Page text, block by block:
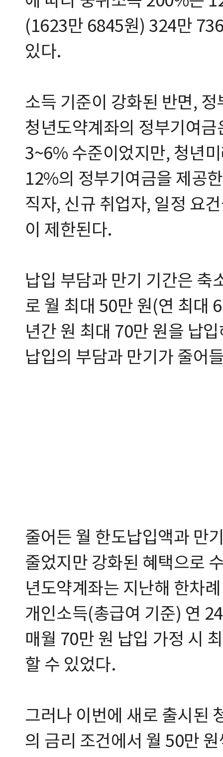
(1623만 6845원) 324만
있다.
소득 기준이 강화된 반면,
청년도약계좌의 정부기여
3~6% 수준이었지만, 청년
12%의 정부기여금을 제공
직자, 신규 취업자, 일정 요
이 제한된다.
납입 부담과 만기 기간은 축
로 월 최대 50만 원(연 최대
년간 원 최대 70만 원을 납
납입의 부담과 만기가 줄어
줄어든 월 한도납입액과 만
줄었지만 강화된 혜택으로
년도약계좌는 지난해 한차
개인소득(총급여 기준) 연
매월 70만 원 납입 가정 시
할 수 있었다.
그러나 이번에 새로 출시된
의 금리 조건에서 월 50만